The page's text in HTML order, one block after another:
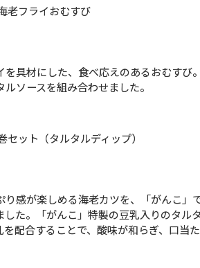
老フライおむすび
を具材にした、食べ応えのあるおむす
ソースを組み合わせました。
セット（タルタルディップ）
り感が楽しめる海老カツを、「がんこ」
した。「がんこ」特製の豆乳入りのタル
を配合することで、酸味が和らぎ、口当